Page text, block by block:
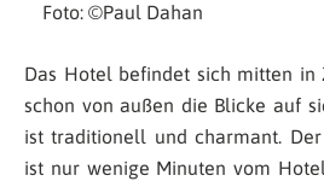
Foto: ©Paul Dahan
Das Hotel befindet sich mitten
schon von außen die Blicke auf
ist traditionell und charmant.
ist nur wenige Minuten vom